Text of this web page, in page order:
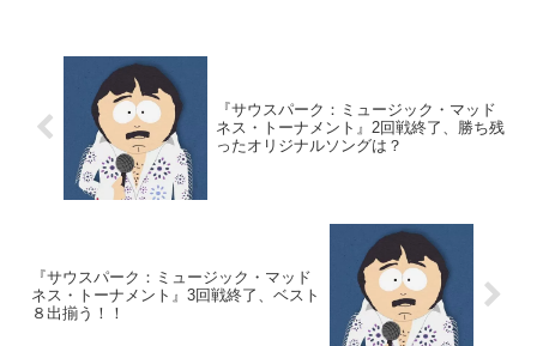
『サウスパーク：ミュージック・マッド
ネス・トーナメント』2回戦終了、勝ち残
ったオリジナルソングは？
『サウスパーク：ミュージック・マッド
ネス・トーナメント』3回戦終了、ベスト
８出揃う！！